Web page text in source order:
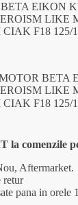
EIKON
LIKE
F18 125/
LIKE
F18 125/
la comenzile
Aftermarket.
retur
pana in orele